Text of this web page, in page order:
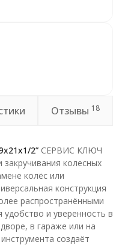
Отзывы 18
2” СЕРВИС КЛЮЧ
закручивания колесных
колёс или
конструкция
распространёнными
и уверенность в
в гараже или на
создаёт